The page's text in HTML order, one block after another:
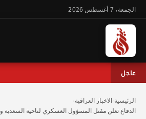
الجمعة، 7 أغسطس 2026
عاجل
الرئيسية الاخبار العراقية
الدفاع تعلن مقتل المسؤول العسكري لناحية السعدية و25 من معاونيه بضربة جوية